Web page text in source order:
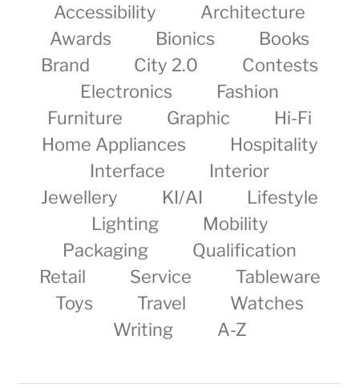
Accessibility
Architecture
Awards
Bionics
Books
Brand
City 2.0
Contests
Electronics
Fashion
Furniture
Graphic
Hi-Fi
Home Appliances
Hospitality
Interface
Interior
Jewellery
KI/AI
Lifestyle
Lighting
Mobility
Packaging
Qualification
Retail
Service
Tableware
Toys
Travel
Watches
Writing
A-Z